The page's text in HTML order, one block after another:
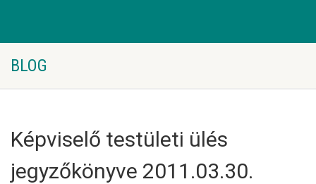
BLOG
Képviselő testületi ülés
jegyzőkönyve 2011.03.30.